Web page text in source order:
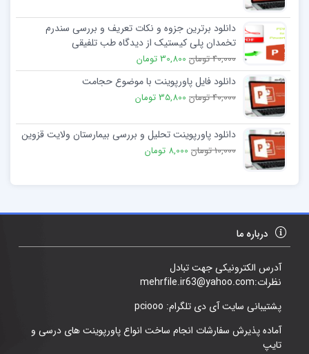
دانلود برترین جزوه و نکات تعریف و بررسی سندرم
تخمدان پلی کیستیک از دیدگاه طب تلفیقی
40,000 تومان 30,800 تومان
دانلود فایل پاورپوینت با موضوع حجامت
40,000 تومان 35,800 تومان
دانلود پاورپوینت تحلیل و بررسی بیمارستان ولایت قزوین
10,000 تومان 8,000 تومان
درباره ما
آدرس الکترونیکی جهت تبادل
نظرات:mehrfile.ir63@yahoo.com
پشتیبانی سایت آی دی تلگرام: pciooo
آماده پذیرش سفارشات انجام ساخت انواع پاورپوینت های درسی و
تایپ